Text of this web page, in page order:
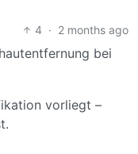
4 · 2 months ago
bei
vorliegt –